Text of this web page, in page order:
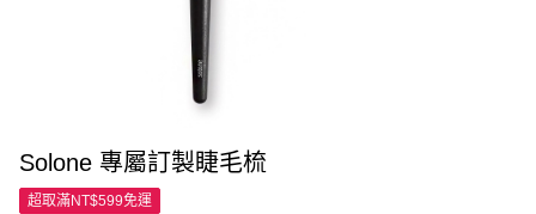
Solone 專屬訂製睫毛梳
超取滿NT$599免運